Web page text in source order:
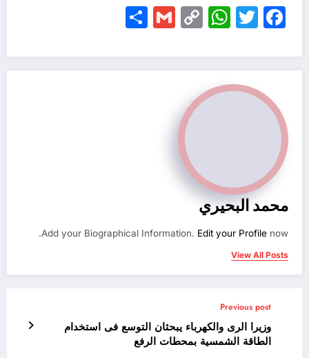
Facebook
Twitter
WhatsApp
Copy
Link
Gmail
محمد البحيري
Add your Biographical Information. Edit your Profile now.
View All Posts
Previous post
وزيرا الرى والكهرباء يبحثان التوسع فى استخدام
الطاقة الشمسية بمحطات الرفع